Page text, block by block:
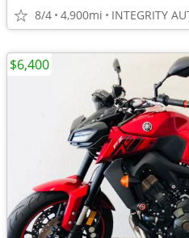
8/4 4,900mi
$6,400